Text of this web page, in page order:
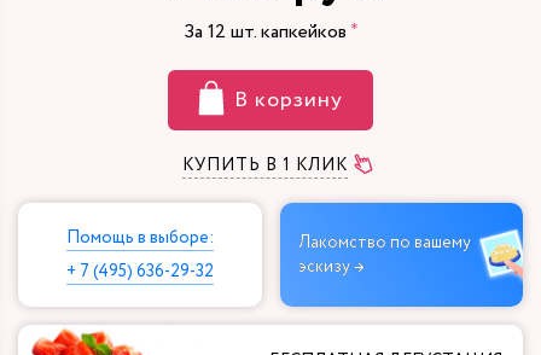
За 12 шт. капкейков
В корзину
КУПИТЬ В 1 КЛИК
Помощь в выборе:
+ 7 (495) 636-29-32
Лакомство по вашему
эскизу →